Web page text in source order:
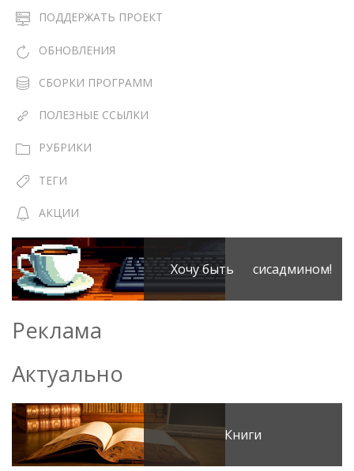
ПОДДЕРЖАТЬ ПРОЕКТ
ОБНОВЛЕНИЯ
СБОРКИ ПРОГРАММ
ПОЛЕЗНЫЕ ССЫЛКИ
РУБРИКИ
ТЕГИ
АКЦИИ
Хочу быть сисадмином!
Реклама
Актуально
Книги